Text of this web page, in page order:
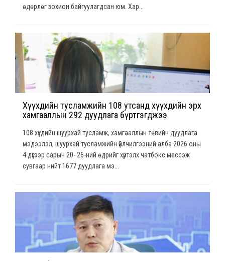
өдөрлөг зохион байгуулагдсан юм. Хар...
Хүүхдийн тусламжийн 108 утсанд хүүхдийн эрх
хамгааллын 292 дуудлага бүртгэгджээ
108 хүүхдийн шуурхай тусламж, хамгааллын төвийн дуудлага
мэдээлэл, шуурхай тусламжийн үйлчилгээний алба 2026 оны
4 дүгээр сарын 20- 26-ний өдрийг хүртэлх чатбокс мессэж
сувгаар нийт 1677 дуудлага мэ...